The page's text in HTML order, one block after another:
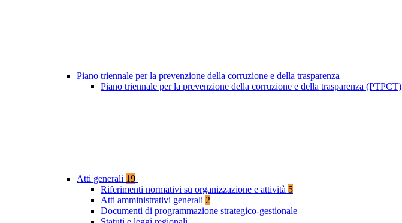
Piano triennale per la prevenzione della corruzione e della trasparenza
Piano triennale per la prevenzione della corruzione e della trasparenza (PTPCT)
Atti generali 19
Riferimenti normativi su organizzazione e attività 5
Atti amministrativi generali 2
Documenti di programmazione strategico-gestionale